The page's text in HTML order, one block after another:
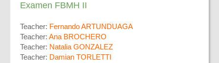
Examen FBMH II
Teacher: Fernando ARTUNDUAGA
Teacher: Ana BROCHERO
Teacher: Natalia GONZALEZ
Teacher: Damian TORLETTI